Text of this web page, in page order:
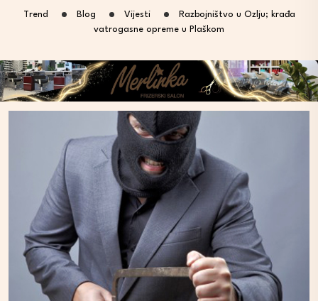
Trend Blog Vijesti
Razbojništvo u Ozlju; krađa
vatrogasne opreme u Plaškom